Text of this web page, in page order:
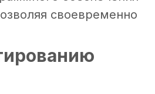
своевременно